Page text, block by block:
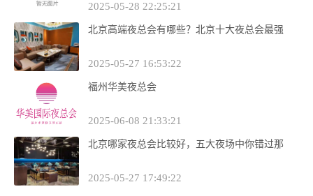
2025-05-28 22:25:21
北京高端夜总会有哪些？北京十大夜总会最强
2025-05-27 16:53:22
福州华美夜总会
2025-06-08 21:33:21
北京哪家夜总会比较好，五大夜场中你错过那
2025-05-27 17:49:22